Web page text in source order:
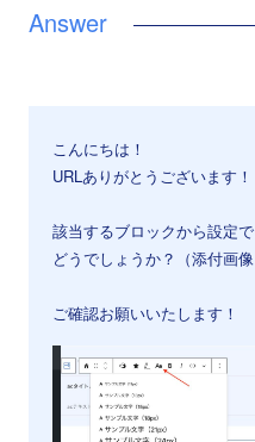
こんにちは！
URLありがとうございます！
該当するブロックから設定で
どうでしょうか？（添付画像
ご確認お願いいたします！